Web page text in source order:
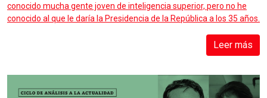
conocido mucha gente joven de inteligencia superior, pero no he
conocido al que le daría la Presidencia de la República a los 35 años.
Leer más